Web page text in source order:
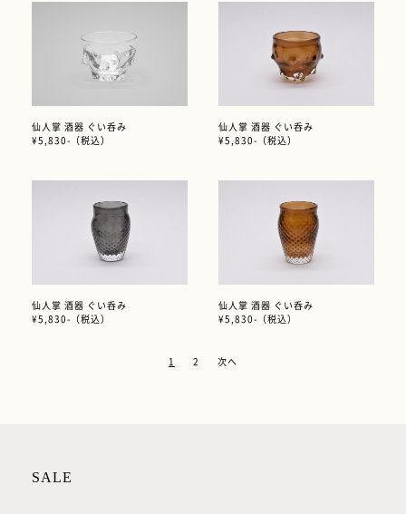
仙人掌 酒器 ぐい呑み
¥5,830-（税込）
仙人掌 酒器 ぐい呑み
¥5,830-（税込）
仙人掌 酒器 ぐい呑み
¥5,830-（税込）
仙人掌 酒器 ぐい呑み
¥5,830-（税込）
1 2 次へ
SALE